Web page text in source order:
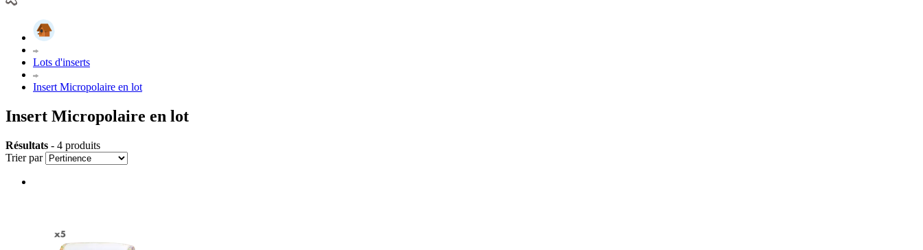
Lots d'inserts
Insert Micropolaire en lot
Insert Micropolaire en lot
Résultats - 4 produits
Trier par